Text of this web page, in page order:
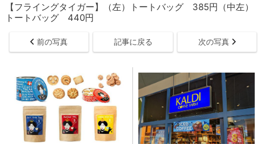
【フライングタイガー】（左）トートバッグ 385円（中左）
トートバッグ 440円
前の写真 記事に戻る 次の写真